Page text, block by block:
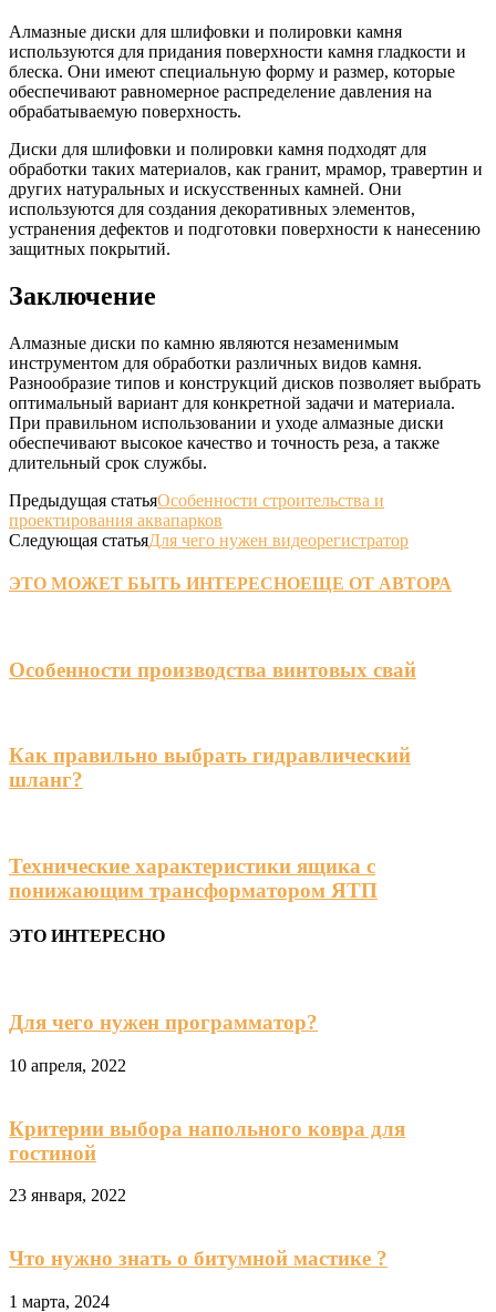
Алмазные диски для шлифовки и полировки камня
используются для придания поверхности камня гладкости и
блеска. Они имеют специальную форму и размер, которые
обеспечивают равномерное распределение давления на
обрабатываемую поверхность.
Диски для шлифовки и полировки камня подходят для
обработки таких материалов, как гранит, мрамор, травертин и
других натуральных и искусственных камней. Они
используются для создания декоративных элементов,
устранения дефектов и подготовки поверхности к нанесению
защитных покрытий.
Заключение
Алмазные диски по камню являются незаменимым
инструментом для обработки различных видов камня.
Разнообразие типов и конструкций дисков позволяет выбрать
оптимальный вариант для конкретной задачи и материала.
При правильном использовании и уходе алмазные диски
обеспечивают высокое качество и точность реза, а также
длительный срок службы.
Предыдущая статьяОсобенности строительства и
проектирования аквапарков
Следующая статьяДля чего нужен видеорегистратор
ЭТО МОЖЕТ БЫТЬ ИНТЕРЕСНОЕЩЕ ОТ АВТОРА
Особенности производства винтовых свай
Как правильно выбрать гидравлический
шланг?
Технические характеристики ящика с
понижающим трансформатором ЯТП
ЭТО ИНТЕРЕСНО
Для чего нужен программатор?
10 апреля, 2022
Критерии выбора напольного ковра для
гостиной
23 января, 2022
Что нужно знать о битумной мастике ?
1 марта, 2024